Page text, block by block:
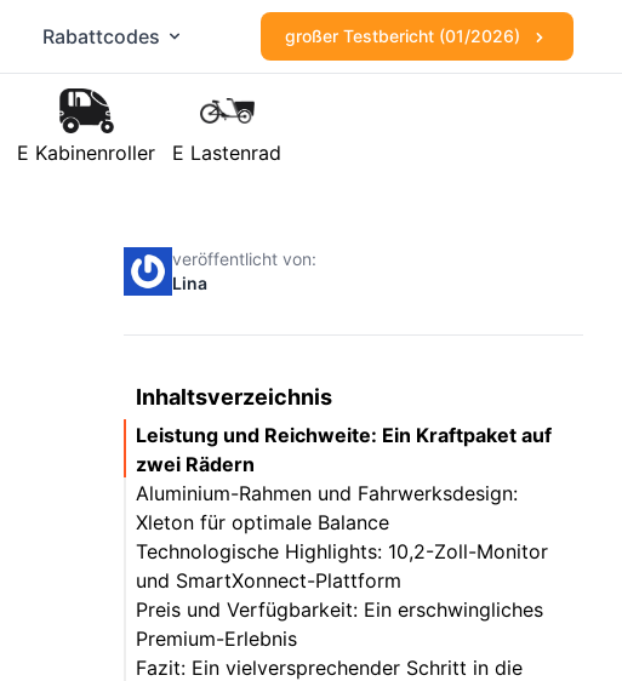
großer Testbericht (01/2026)
Rabattcodes
E Kabinenroller E Lastenrad
veröffentlicht von:
Lina
Inhaltsverzeichnis
Leistung und Reichweite: Ein Kraftpaket auf
zwei Rädern
Aluminium-Rahmen und Fahrwerksdesign:
Xleton für optimale Balance
Technologische Highlights: 10,2-Zoll-Monitor
und SmartXonnect-Plattform
Preis und Verfügbarkeit: Ein erschwingliches
Premium-Erlebnis
Fazit: Ein vielversprechender Schritt in die